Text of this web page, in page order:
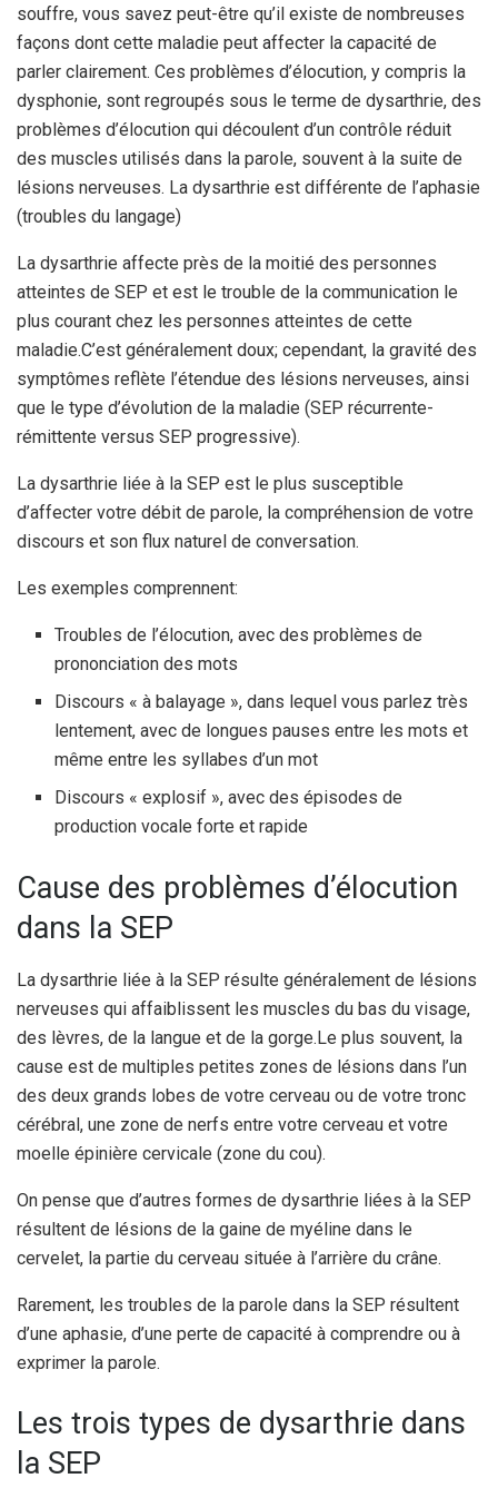
souffre, vous savez peut-être qu’il existe de nombreuses
façons dont cette maladie peut affecter la capacité de
parler clairement. Ces problèmes d’élocution, y compris la
dysphonie, sont regroupés sous le terme de dysarthrie, des
problèmes d’élocution qui découlent d’un contrôle réduit
des muscles utilisés dans la parole, souvent à la suite de
lésions nerveuses. La dysarthrie est différente de l’aphasie
(troubles du langage)
La dysarthrie affecte près de la moitié des personnes
atteintes de SEP et est le trouble de la communication le
plus courant chez les personnes atteintes de cette
maladie.C’est généralement doux; cependant, la gravité des
symptômes reflète l’étendue des lésions nerveuses, ainsi
que le type d’évolution de la maladie (SEP récurrente-
rémittente versus SEP progressive).
La dysarthrie liée à la SEP est le plus susceptible
d’affecter votre débit de parole, la compréhension de votre
discours et son flux naturel de conversation.
Les exemples comprennent:
Troubles de l’élocution, avec des problèmes de
prononciation des mots
Discours « à balayage », dans lequel vous parlez très
lentement, avec de longues pauses entre les mots et
même entre les syllabes d’un mot
Discours « explosif », avec des épisodes de
production vocale forte et rapide
Cause des problèmes d’élocution
dans la SEP
La dysarthrie liée à la SEP résulte généralement de lésions
nerveuses qui affaiblissent les muscles du bas du visage,
des lèvres, de la langue et de la gorge.Le plus souvent, la
cause est de multiples petites zones de lésions dans l’un
des deux grands lobes de votre cerveau ou de votre tronc
cérébral, une zone de nerfs entre votre cerveau et votre
moelle épinière cervicale (zone du cou).
On pense que d’autres formes de dysarthrie liées à la SEP
résultent de lésions de la gaine de myéline dans le
cervelet, la partie du cerveau située à l’arrière du crâne.
Rarement, les troubles de la parole dans la SEP résultent
d’une aphasie, d’une perte de capacité à comprendre ou à
exprimer la parole.
Les trois types de dysarthrie dans
la SEP